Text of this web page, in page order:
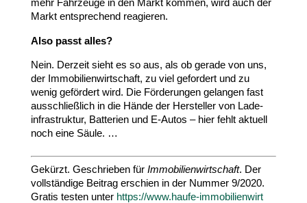
mehr Fahrzeuge in den Markt kommen, wird auch der
Markt entspre­chend reagieren.
Also passt alles?
Nein. Derzeit sieht es so aus, als ob gerade von uns,
der Immo­bi­li­en­wirt­schaft, zu viel gefordert und zu
wenig gefördert wird. Die Förde­rungen gelangen fast
ausschließlich in die Hände der Hersteller von Lade­
infra­struktur, Batterien und E‑Autos – hier fehlt aktuell
noch eine Säule. …
Gekürzt. Geschrie­ben für Immo­bi­li­en­wirt­schaft. Der
voll­stän­dige Beitrag erschien in der Nummer 9/​2020.
Gratis testen unter https://​www​.haufe​-immo​bi​li​en​wirt​